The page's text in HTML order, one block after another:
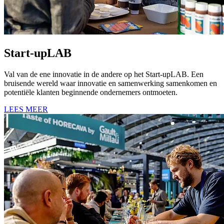
Start-upLAB
Val van de ene innovatie in de andere op het Start-upLAB. Een
bruisende wereld waar innovatie en samenwerking samenkomen en
potentiële klanten beginnende ondernemers ontmoeten.
LEES MEER